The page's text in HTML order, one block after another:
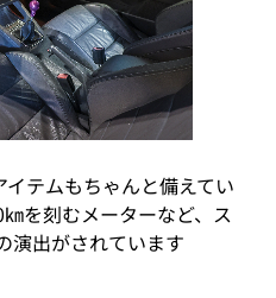
テムもちゃんと備えてい
を刻むメーターなど、ス
演出がされています